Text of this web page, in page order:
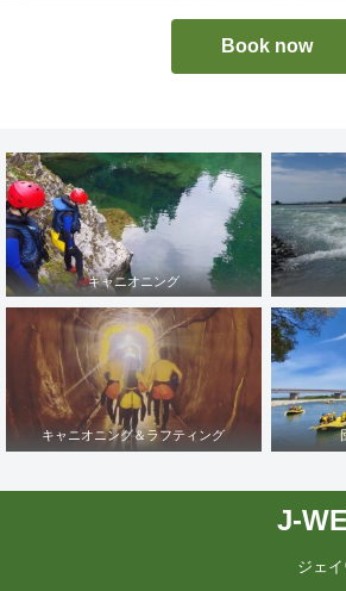
Book now
キャニオニング
キャニオニング＆ラフティング
J-
ジェ